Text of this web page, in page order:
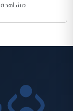
مشاهدة